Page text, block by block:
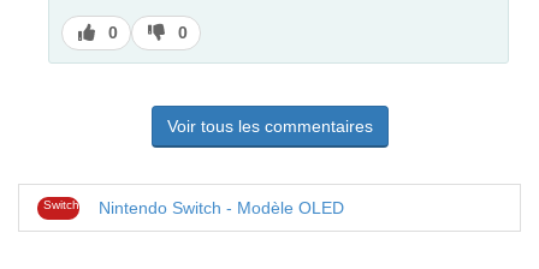
J’aime
0
J’aime
pas
0
Voir tous les commentaires
Switch Nintendo Switch - Modèle OLED